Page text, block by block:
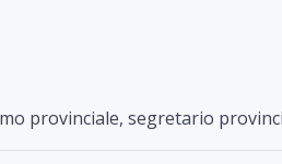
provinciale, segretario